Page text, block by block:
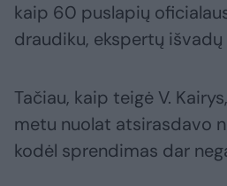
kaip 60 puslapių
draudiku, ekspertų
Tačiau, kaip teigė V.
metu nuolat atsirasdavo
kodėl sprendimas dar